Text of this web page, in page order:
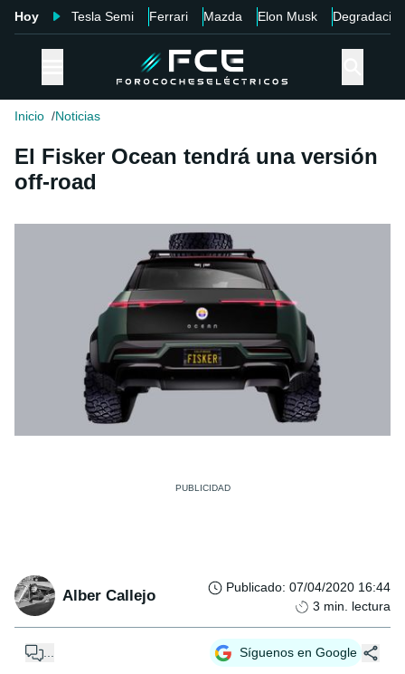
Hoy Tesla Semi Ferrari Mazda Elon Musk Degradación
Inicio Noticias
El Fisker Ocean tendrá una versión
off-road
Alber Callejo Publicado: 07/04/2020 16:44
3 min. lectura
... Síguenos en Google